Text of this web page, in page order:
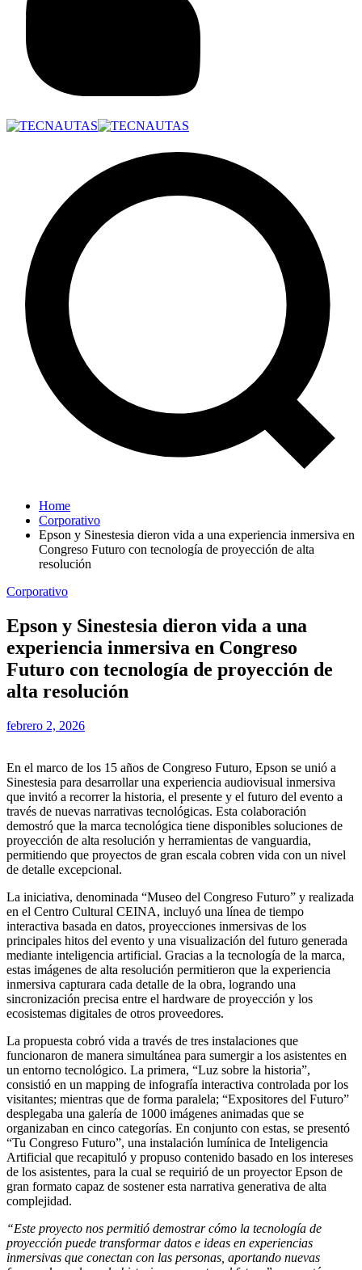
Home
Corporativo
Epson y Sinestesia dieron vida a una experiencia inmersiva en
Congreso Futuro con tecnología de proyección de alta
resolución
Corporativo
Epson y Sinestesia dieron vida a una
experiencia inmersiva en Congreso
Futuro con tecnología de proyección de
alta resolución
febrero 2, 2026
En el marco de los 15 años de Congreso Futuro, Epson se unió a
Sinestesia para desarrollar una experiencia audiovisual inmersiva
que invitó a recorrer la historia, el presente y el futuro del evento a
través de nuevas narrativas tecnológicas. Esta colaboración
demostró que la marca tecnológica tiene disponibles soluciones de
proyección de alta resolución y herramientas de vanguardia,
permitiendo que proyectos de gran escala cobren vida con un nivel
de detalle excepcional.
La iniciativa, denominada “Museo del Congreso Futuro” y realizada
en el Centro Cultural CEINA, incluyó una línea de tiempo
interactiva basada en datos, proyecciones inmersivas de los
principales hitos del evento y una visualización del futuro generada
mediante inteligencia artificial. Gracias a la tecnología de la marca,
estas imágenes de alta resolución permitieron que la experiencia
inmersiva capturara cada detalle de la obra, logrando una
sincronización precisa entre el hardware de proyección y los
ecosistemas digitales de otros proveedores.
La propuesta cobró vida a través de tres instalaciones que
funcionaron de manera simultánea para sumergir a los asistentes en
un entorno tecnológico. La primera, “Luz sobre la historia”,
consistió en un mapping de infografía interactiva controlada por los
visitantes; mientras que de forma paralela; “Expositores del Futuro”
desplegaba una galería de 1000 imágenes animadas que se
organizaban en cinco categorías. En conjunto con estas, se presentó
“Tu Congreso Futuro”, una instalación lumínica de Inteligencia
Artificial que recapituló y propuso contenido basado en los intereses
de los asistentes, para la cual se requirió de un proyector Epson de
gran formato capaz de sostener esta narrativa generativa de alta
complejidad.
“Este proyecto nos permitió demostrar cómo la tecnología de
proyección puede transformar datos e ideas en experiencias
inmersivas que conectan con las personas, aportando nuevas